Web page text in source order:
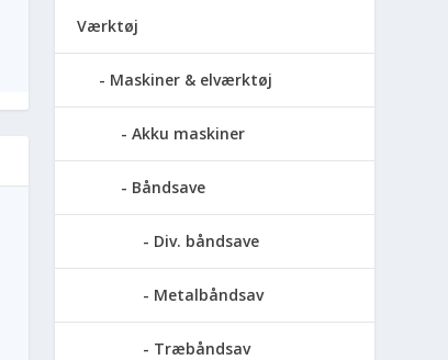
Værktøj
Maskiner & elværktøj
Akku maskiner
Båndsave
Div. båndsave
Metalbåndsav
Træbåndsav